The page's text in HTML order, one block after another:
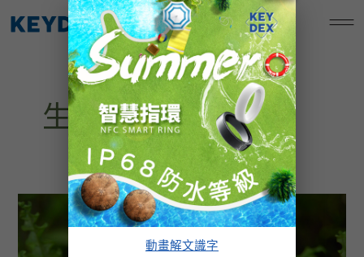
動畫解文識字
至
標竿創意孔雀魚飼養學習網
生病與治療
病
魚
換